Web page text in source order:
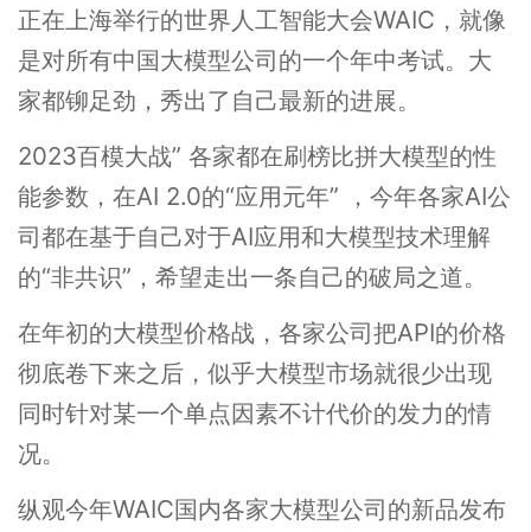
正在上海举行的世界人工智能大会WAIC，就像
是对所有中国大模型公司的一个年中考试。大
家都铆足劲，秀出了自己最新的进展。
2023百模大战” 各家都在刷榜比拼大模型的性
能参数，在AI 2.0的“应用元年” ，今年各家AI公
司都在基于自己对于AI应用和大模型技术理解
的“非共识”，希望走出一条自己的破局之道。
在年初的大模型价格战，各家公司把API的价格
彻底卷下来之后，似乎大模型市场就很少出现
同时针对某一个单点因素不计代价的发力的情
况。
纵观今年WAIC国内各家大模型公司的新品发布